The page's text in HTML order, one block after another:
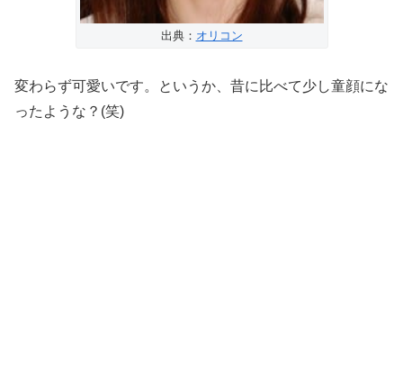
出典： オリコン
変わらず可愛いです。というか、昔に比べて少し童顔にな
ったような？(笑)